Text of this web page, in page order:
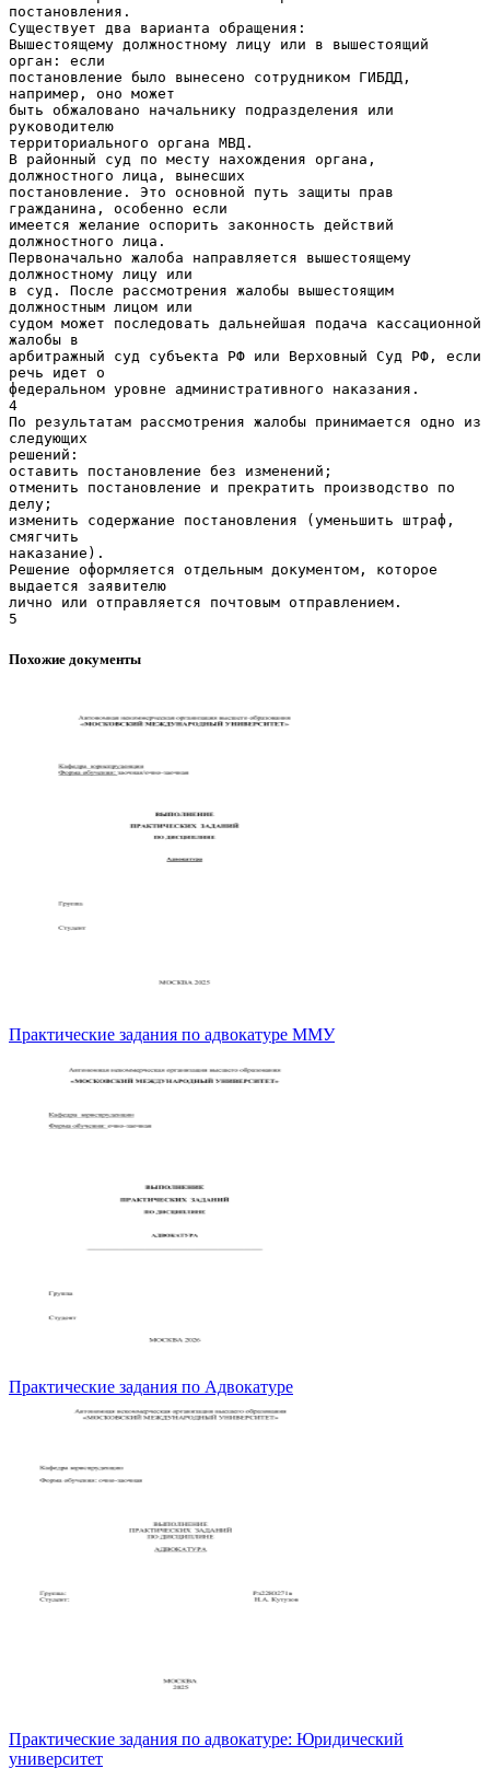
постановления.
Существует два варианта обращения:
Вышестоящему должностному лицу или в вышестоящий
орган: если
постановление было вынесено сотрудником ГИБДД,
например, оно может
быть обжаловано начальнику подразделения или
руководителю
территориального органа МВД.
В районный суд по месту нахождения органа,
должностного лица, вынесших
постановление. Это основной путь защиты прав
гражданина, особенно если
имеется желание оспорить законность действий
должностного лица.
Первоначально жалоба направляется вышестоящему
должностному лицу или
в суд. После рассмотрения жалобы вышестоящим
должностным лицом или
судом может последовать дальнейшая подача кассационной
жалобы в
арбитражный суд субъекта РФ или Верховный Суд РФ, если
речь идет о
федеральном уровне административного наказания.
4
По результатам рассмотрения жалобы принимается одно из
следующих
решений:
оставить постановление без изменений;
отменить постановление и прекратить производство по
делу;
изменить содержание постановления (уменьшить штраф,
смягчить
наказание).
Решение оформляется отдельным документом, которое
выдается заявителю
лично или отправляется почтовым отправлением.
Похожие документы
Практические задания по адвокатуре ММУ
Практические задания по Адвокатуре
Практические задания по адвокатуре: Юридический
университет